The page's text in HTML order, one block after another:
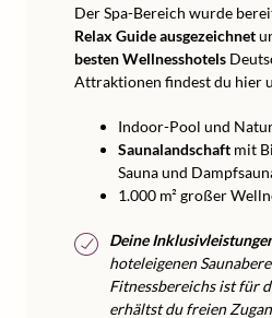
Der Spa-Bereich wurde
Relax Guide ausgezeichnet
besten Wellnesshotels
Attraktionen findest du hier
Indoor-Pool und
Saunalandschaft mit
Sauna und
1.000 m² großer
Deine
hoteleigenen
Fitnessbereichs ist für
erhältst du freien